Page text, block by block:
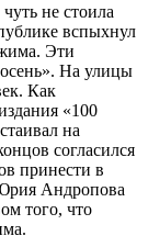
не стоила
вспыхнул
Эти
На улицы
Как
«100
на
согласился
принести в
Андропова
того, что